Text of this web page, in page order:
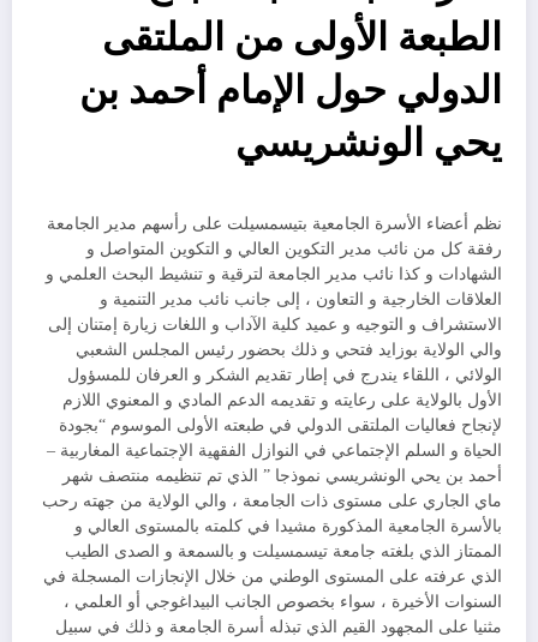
الطبعة الأولى من الملتقى
الدولي حول الإمام أحمد بن
يحي الونشريسي
نظم أعضاء الأسرة الجامعية بتيسمسيلت على رأسهم مدير الجامعة
رفقة كل من نائب مدير التكوين العالي و التكوين المتواصل و
الشهادات و كذا نائب مدير الجامعة لترقية و تنشيط البحث العلمي و
العلاقات الخارجية و التعاون ، إلى جانب نائب مدير التنمية و
الاستشراف و التوجيه و عميد كلية الآداب و اللغات زيارة إمتنان إلى
والي الولاية بوزايد فتحي و ذلك بحضور رئيس المجلس الشعبي
الولائي ، اللقاء يندرج في إطار تقديم الشكر و العرفان للمسؤول
الأول بالولاية على رعايته و تقديمه الدعم المادي و المعنوي اللازم
لإنجاح فعاليات الملتقى الدولي في طبعته الأولى الموسوم “بجودة
الحياة و السلم الإجتماعي في النوازل الفقهية الإجتماعية المغاربية –
أحمد بن يحي الونشريسي نموذجا ” الذي تم تنظيمه منتصف شهر
ماي الجاري على مستوى ذات الجامعة ، والي الولاية من جهته رحب
بالأسرة الجامعية المذكورة مشيدا في كلمته بالمستوى العالي و
الممتاز الذي بلغته جامعة تيسمسيلت و بالسمعة و الصدى الطيب
الذي عرفته على المستوى الوطني من خلال الإنجازات المسجلة في
السنوات الأخيرة ، سواء بخصوص الجانب البيداغوجي أو العلمي ،
مثنيا على المجهود القيم الذي تبذله أسرة الجامعة و ذلك في سبيل